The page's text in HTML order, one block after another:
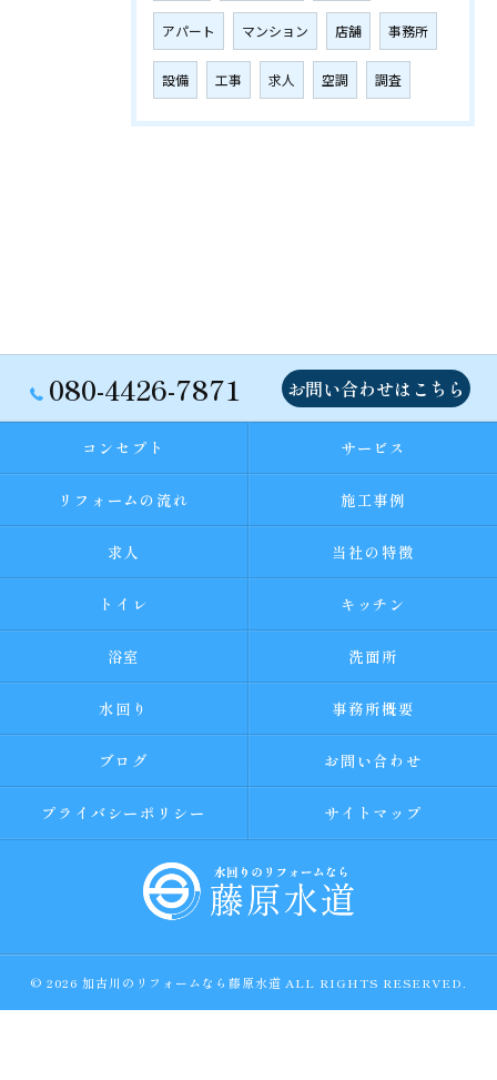
アパート マンション 店舗 事務所
設備 工事 求人 空調 調査
080-4426-7871 お問い合わせはこちら
コンセプト サービス
リフォームの流れ 施工事例
求人 当社の特徴
トイレ キッチン
浴室 洗面所
水回り 事務所概要
ブログ お問い合わせ
プライバシーポリシー サイトマップ
© 2026 加古川のリフォームなら藤原水道 ALL RIGHTS RESERVED.